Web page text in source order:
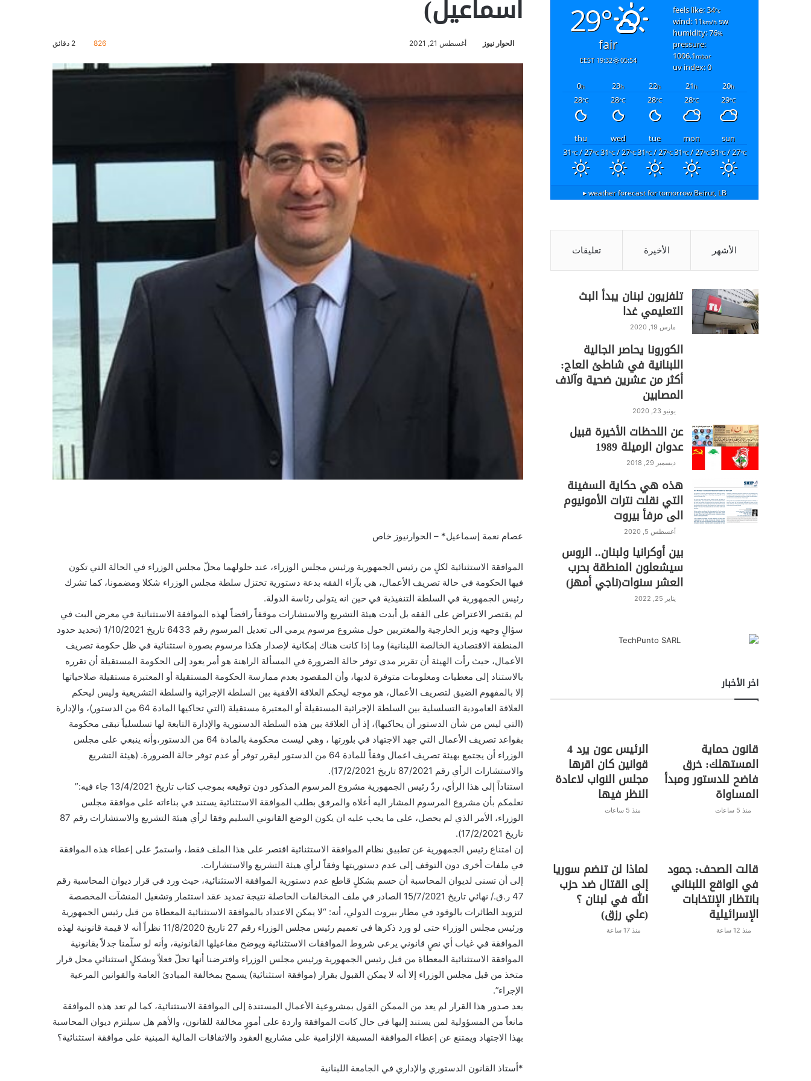
اسماعيل)
الحوار نيوز أغسطس 21, 2021 826
عصام نعمة إسماعيل* – الحوارنيوز خاص
الموافقة الاستثنائية لكلٍ من رئيس الجمهورية ورئيس مجلس الوزراء، عند حلولهما محلّ مجلس الوزراء في الحالة التي تكون
فيها الحكومة في حالة تصريف الأعمال، هي بآراء الفقه بدعة دستورية تختزل سلطة مجلس الوزراء شكلا ومضمونا، كما تشرك
رئيس الجمهورية في السلطة التنفيذية في حين انه يتولى رئاسة الدولة.
لم يقتصر الاعتراض على الفقه بل أبدت هيئة التشريع والاستشارات موقفاً رافضاً لهذه الموافقة الاستثنائية في معرض البت في
سؤالٍ وجهه وزير الخارجية والمغتربين حول مشروع مرسوم يرمي الى تعديل المرسوم رقم 6433 تاريخ 1/10/2021 (تحديد حدود
المنطقة الاقتصادية الخالصة اللبنانية) وما إذا كانت هناك إمكانية لإصدار هكذا مرسوم بصورة استثنائية في ظل حكومة تصريف
الأعمال، حيث رأت الهيئة أن تقرير مدى توفر حالة الضرورة في المسألة الراهنة هو أمر يعود إلى الحكومة المستقيلة أن تقرره
بالاستناد إلى معطيات ومعلومات متوفرة لديها، وأن المقصود بعدم ممارسة الحكومة المستقيلة أو المعتبرة مستقيلة صلاحياتها
إلا بالمفهوم الضيق لتصريف الأعمال، هو موجه ليحكم العلاقة الأفقية بين السلطة الإجرائية والسلطة التشريعية وليس ليحكم
العلاقة العامودية التسلسلية بين السلطة الإجرائية المستقيلة أو المعتبرة مستقيلة (التي تحاكيها المادة 64 من الدستور)، والإدارة
(التي ليس من شأن الدستور أن يحاكيها)، إذ أن العلاقة بين هذه السلطة الدستورية والإدارة التابعة لها تسلسلياً تبقى محكومة
بقواعد تصريف الأعمال التي جهد الاجتهاد في بلورتها ، وهي ليست محكومة بالمادة 64 من الدستور،وأنه ينبغي على مجلس
الوزراء أن يجتمع بهيئة تصريف اعمال وفقاً للمادة 64 من الدستور ليقرر توفر أو عدم توفر حالة الضرورة. (هيئة التشريع
والاستشارات الرأي رقم 87/2021 تاريخ 17/2/2021).
استناداً إلى هذا الرأي، ردّ رئيس الجمهورية مشروع المرسوم المذكور دون توقيعه بموجب كتاب تاريخ 13/4/2021 جاء فيه:”
نعلمكم بأن مشروع المرسوم المشار اليه أعلاه والمرفق بطلب الموافقة الاستثنائية يستند في بناءاته على موافقة مجلس
الوزراء، الأمر الذي لم يحصل، على ما يجب عليه ان يكون الوضع القانوني السليم وفقا لرأي هيئة التشريع والاستشارات رقم 87
تاريخ 17/2/2021).
إن امتناع رئيس الجمهورية عن تطبيق نظام الموافقة الاستثنائية اقتصر على هذا الملف فقط، واستمرّ على إعطاء هذه الموافقة
في ملفات أخرى دون التوقف إلى عدم دستوريتها وفقاً لرأي هيئة التشريع والاستشارات.
إلى أن تسنى لديوان المحاسبة أن حسم بشكلٍ قاطع عدم دستورية الموافقة الاستثنائية، حيث ورد في قرار ديوان المحاسبة رقم
47 ر.ق./ نهائي تاريخ 15/7/2021 الصادر في ملف المخالفات الحاصلة نتيجة تمديد عقد استثمار وتشغيل المنشآت المخصصة
لتزويد الطائرات بالوقود في مطار بيروت الدولي، أنه: “لا يمكن الاعتداد بالموافقة الاستثنائية المعطاة من قبل رئيس الجمهورية
ورئيس مجلس الوزراء حتى لو ورد ذكرها في تعميم رئيس مجلس الوزراء رقم 27 تاريخ 11/8/2020 نظراً أنه لا قيمة قانونية لهذه
الموافقة في غياب أي نصٍ قانوني يرعى شروط الموافقات الاستثنائية ويوضح مفاعيلها القانونية، وأنه لو سلّمنا جدلاً بقانونية
الموافقة الاستثنائية المعطاة من قبل رئيس الجمهورية ورئيس مجلس الوزراء وافترضنا أنها تحلّ فعلاً وبشكلٍ استثنائي محل قرار
متخذ من قبل مجلس الوزراء إلا أنه لا يمكن القبول بقرار (موافقة استثنائية) يسمح بمخالفة المبادئ العامة والقوانين المرعية
الإجراء”.
بعد صدور هذا القرار لم يعد من الممكن القول بمشروعية الأعمال المستندة إلى الموافقة الاستثنائية، كما لم تعد هذه الموافقة
مانعاً من المسؤولية لمن يستند إليها في حال كانت الموافقة واردة على أمورٍ مخالفة للقانون، والأهم هل سيلتزم ديوان المحاسبة
بهذا الاجتهاد ويمتنع عن إعطاء الموافقة المسبقة الإلزامية على مشاريع العقود والاتفاقات المالية المبنية على موافقة استثنائية؟
*أستاذ القانون الدستوري والإداري في الجامعة اللبنانية
29°
fair
05:54
19:32 EEST
feels like: 34°c
wind: 11km/hsw
humidity: 76%
pressure:
1006.1mbar
uv index: 0
20h
21h
22h
23h
0h
29°C
28°C
28°C
28°C
28°C
sun
mon
tue
wed
thu
31°C/ 27°C
31°C/ 27°C
31°C/ 27°C
31°C/ 27°C
31°C/ 27°C
Beirut, LB
weather forecast for tomorrow ▸
الأشهر الأخيرة تعليقات
تلفزيون لبنان يبدأ البث
التعليمي غدا
مارس 19, 2020
الكورونا يحاصر الجالية
اللبنانية في شاطئ العاج:
أكثر من عشرين ضحية وآلاف
المصابين
يونيو 23, 2020
عن اللحظات الأخيرة قبيل
عدوان الرميلة 1989
ديسمبر 29, 2018
هذه هي حكاية السفينة
التي نقلت نترات الأمونيوم
الى مرفأ بيروت
أغسطس 5, 2020
بين أوكرانيا ولبنان.. الروس
سيشعلون المنطقة بحرب
العشر سنوات(ناجي أمهز)
يناير 25, 2022
اخر الأخبار
قانون حماية
المستهلك: خرق
فاضح للدستور ومبدأ
المساواة
منذ 5 ساعات
الرئيس عون يرد 4
قوانين كان اقرها
مجلس النواب لاعادة
النظر فيها
منذ 5 ساعات
قالت الصحف: جمود
في الواقع اللبناني
بانتظار الإنتخابات
الإسرائيلية
منذ 12 ساعة
لماذا لن تنضم سوريا
إلى القتال ضد حزب
الله في لبنان ؟
(علي رزق)
منذ 17 ساعة